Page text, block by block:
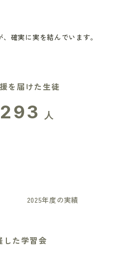
確実に実を結んでいます。
を届けた生徒
人
2025年度の実績
した学習会